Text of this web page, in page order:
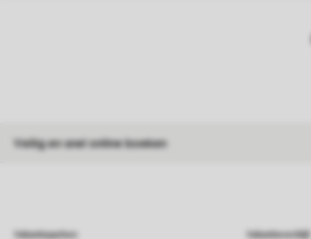
Veilig en snel online boeken
Vakantieparken Vakantieverblijf